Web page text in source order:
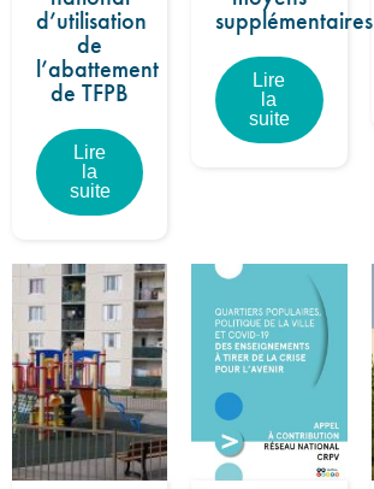
d’utilisation
de
l’abattement
de TFPB
Lire
la
suite
supplémentaires
Lire
la
suite